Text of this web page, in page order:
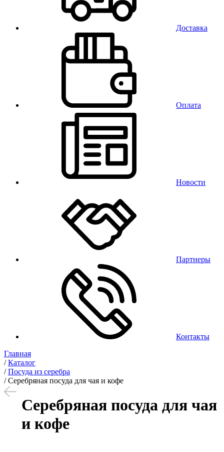
Доставка
Оплата
Новости
Партнеры
Контакты
Главная
/Каталог
/Посуда из серебра
/Серебряная посуда для чая и кофе
Серебряная посуда для чая
и кофе